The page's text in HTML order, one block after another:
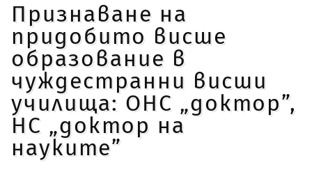
Признаване на
придобито висше
образование в
чуждестранни висши
училища: ОНС „доктор”,
НС „доктор на
науките”